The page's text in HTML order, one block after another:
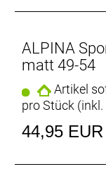
ALPINA
matt 49-54
Artikel
pro Stück
44,95 EUR